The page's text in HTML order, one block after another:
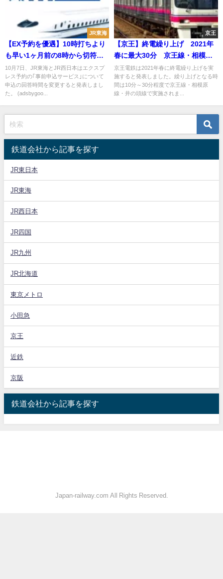
JR東海
【EX予約を優遇】10時打ちより
も早い1ヶ月前の8時から切符を
予約できるように変更
10月7日、JR東海とJR西日本はエクスプ
レス予約の｢事前申込サービス｣について
申込の回答時間を変更すると発表しまし
た。 (adsbygoo...
京王
【京王】終電繰り上げ 2021年
春に最大30分 京王線・相模原
線・井の頭線で実施
京王電鉄は2021年春に終電繰り上げを実
施すると発表しました。繰り上げとなる時
間は10分～30分程度で京王線・相模原
線・井の頭線で実施されま...
鉄道会社から記事を探す
JR東日本
JR東海
JR西日本
JR四国
JR九州
JR北海道
東京メトロ
小田急
京王
近鉄
京阪
鉄道会社から記事を探す
Japan-railway.com All Rights Reserved.